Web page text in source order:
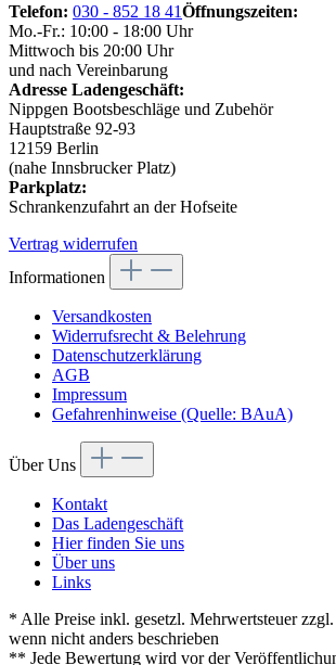
Telefon: 030 - 852 18 41Öffnungszeiten:
Mo.-Fr.: 10:00 - 18:00 Uhr
Mittwoch bis 20:00 Uhr
und nach Vereinbarung
Adresse Ladengeschäft:
Nippgen Bootsbeschläge und Zubehör
Hauptstraße 92-93
12159 Berlin
(nahe Innsbrucker Platz)
Parkplatz:
Schrankenzufahrt an der Hofseite
Vertrag widerrufen
Informationen
Versandkosten
Widerrufsrecht & Belehrung
Datenschutzerklärung
AGB
Impressum
Gefahrenhinweise (Quelle: BAuA)
Über Uns
Kontakt
Das Ladengeschäft
Hier finden Sie uns
Über uns
Links
* Alle Preise inkl. gesetzl. Mehrwertsteuer zzgl.
wenn nicht anders beschrieben
** Jede Bewertung wird vor der